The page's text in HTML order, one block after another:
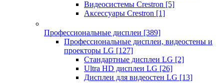
Видеосистемы Crestron [5]
Аксессуары Crestron [1]
Профессиональные дисплеи [389]
Профессиональные дисплеи, видеостены и
проекторы LG [127]
Стандартные дисплеи LG [2]
Ultra HD дисплеи LG [26]
Дисплеи для видеостен LG [13]